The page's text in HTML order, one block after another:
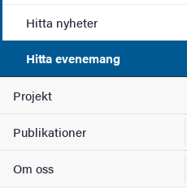
Hitta nyheter
Hitta evenemang
Projekt
Publikationer
Om oss